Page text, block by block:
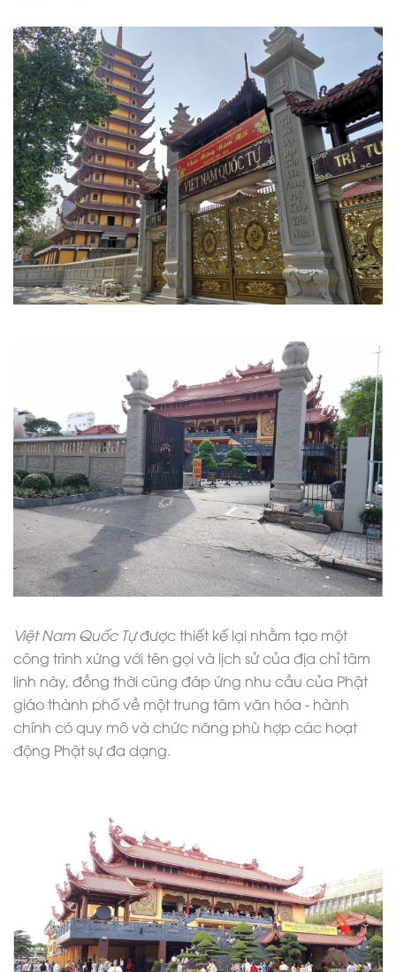
Việt Nam Quốc Tựđược thiết kế lại nhằm tạo một
công trình xứng với tên gọi và lịch sử của địa chỉ tâm
linh này, đồng thời cũng đáp ứng nhu cầu của Phật
giáo thành phố về một trung tâm văn hóa - hành
chính có quy mô và chức năng phù hợp các hoạt
động Phật sự đa dạng.